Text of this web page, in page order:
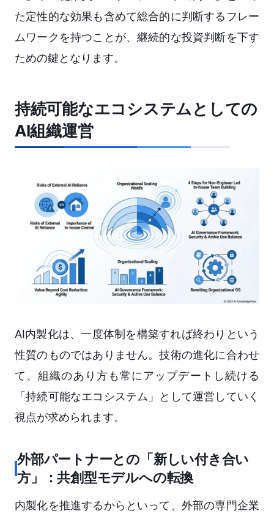
た定性的な効果も含めて総合的に判断するフレー
ムワークを持つことが、継続的な投資判断を下す
ための鍵となります。
持続可能なエコシステムとしての
AI組織運営
AI内製化は、一度体制を構築すれば終わりという
性質のものではありません。技術の進化に合わせ
て、組織のあり方も常にアップデートし続ける
「持続可能なエコシステム」として運営していく
視点が求められます。
外部パートナーとの「新しい付き合い
方」：共創型モデルへの転換
内製化を推進するからといって、外部の専門企業